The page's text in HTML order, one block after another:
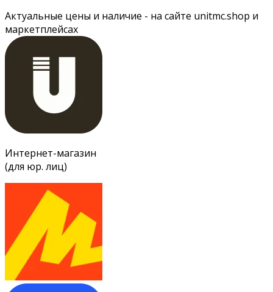
Актуальные цены и наличие - на сайте unitmc.shop и
маркетплейсах
Интернет-магазин
(для юр. лиц)